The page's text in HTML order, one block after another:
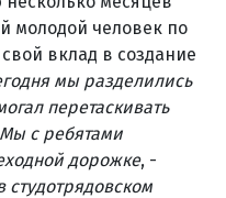
молодой человек по
вклад в создание
мы разделились
перетаскивать
Мы с ребятами
дорожке, -
студотрядовском